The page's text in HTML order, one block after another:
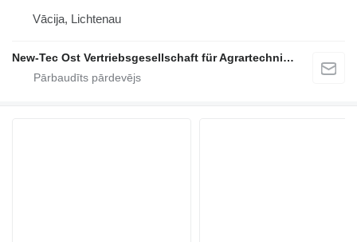
Vācija, Lichtenau
New-Tec Ost Vertriebsgesellschaft für Agrartechnik mbH